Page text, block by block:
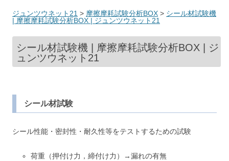
ス
キ
ッ
ジュンツウネット21 > 摩擦摩耗試験分析BOX > シール材試験機
| 摩擦摩耗試験分析BOX | ジュンツウネット21
シール材試験機 | 摩擦摩耗試験分析BOX | ジ
ュンツウネット21
シール材試験
シール性能・密封性・耐久性等をテストするための試験
荷重（押付け力，締付け力）→漏れの有無